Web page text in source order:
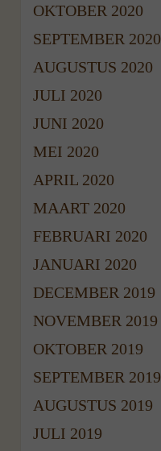
OKTOBER 2020
SEPTEMBER 2020
AUGUSTUS 2020
JULI 2020
JUNI 2020
MEI 2020
APRIL 2020
MAART 2020
FEBRUARI 2020
JANUARI 2020
DECEMBER 2019
NOVEMBER 2019
OKTOBER 2019
SEPTEMBER 2019
AUGUSTUS 2019
JULI 2019